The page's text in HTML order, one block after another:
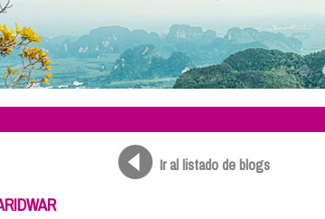
Ir al listado de blogs